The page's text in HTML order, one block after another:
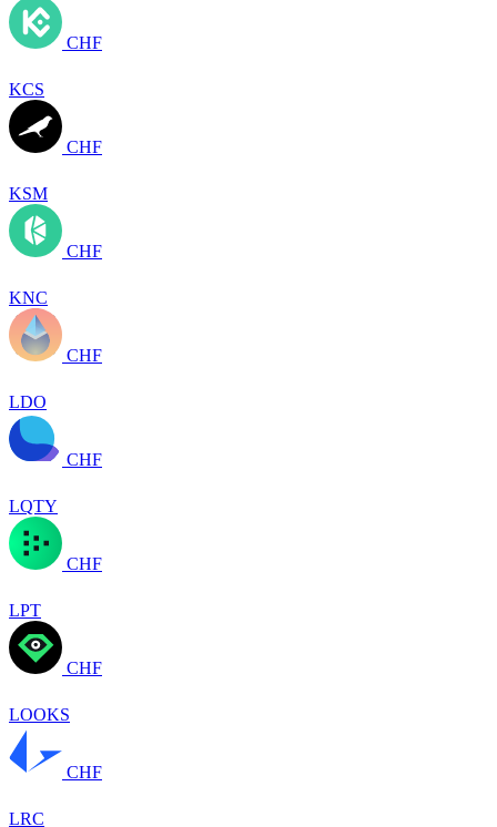
CHF
KCS
CHF
KSM
CHF
KNC
CHF
LDO
CHF
LQTY
CHF
LPT
CHF
LOOKS
CHF
LRC